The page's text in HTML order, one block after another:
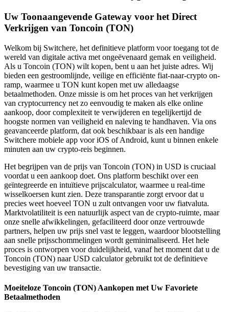
Uw Toonaangevende Gateway voor het Direct
Verkrijgen van Toncoin (TON)
Welkom bij Switchere, het definitieve platform voor toegang tot de
wereld van digitale activa met ongeëvenaard gemak en veiligheid.
Als u Toncoin (TON) wilt kopen, bent u aan het juiste adres. Wij
bieden een gestroomlijnde, veilige en efficiënte fiat-naar-crypto on-
ramp, waarmee u TON kunt kopen met uw alledaagse
betaalmethoden. Onze missie is om het proces van het verkrijgen
van cryptocurrency net zo eenvoudig te maken als elke online
aankoop, door complexiteit te verwijderen en tegelijkertijd de
hoogste normen van veiligheid en naleving te handhaven. Via ons
geavanceerde platform, dat ook beschikbaar is als een handige
Switchere mobiele app voor iOS of Android, kunt u binnen enkele
minuten aan uw crypto-reis beginnen.
Het begrijpen van de prijs van Toncoin (TON) in USD is cruciaal
voordat u een aankoop doet. Ons platform beschikt over een
geïntegreerde en intuïtieve prijscalculator, waarmee u real-time
wisselkoersen kunt zien. Deze transparantie zorgt ervoor dat u
precies weet hoeveel TON u zult ontvangen voor uw fiatvaluta.
Marktvolatiliteit is een natuurlijk aspect van de crypto-ruimte, maar
onze snelle afwikkelingen, gefaciliteerd door onze vertrouwde
partners, helpen uw prijs snel vast te leggen, waardoor blootstelling
aan snelle prijsschommelingen wordt geminimaliseerd. Het hele
proces is ontworpen voor duidelijkheid, vanaf het moment dat u de
Toncoin (TON) naar USD calculator gebruikt tot de definitieve
bevestiging van uw transactie.
Moeiteloze Toncoin (TON) Aankopen met Uw Favoriete
Betaalmethoden